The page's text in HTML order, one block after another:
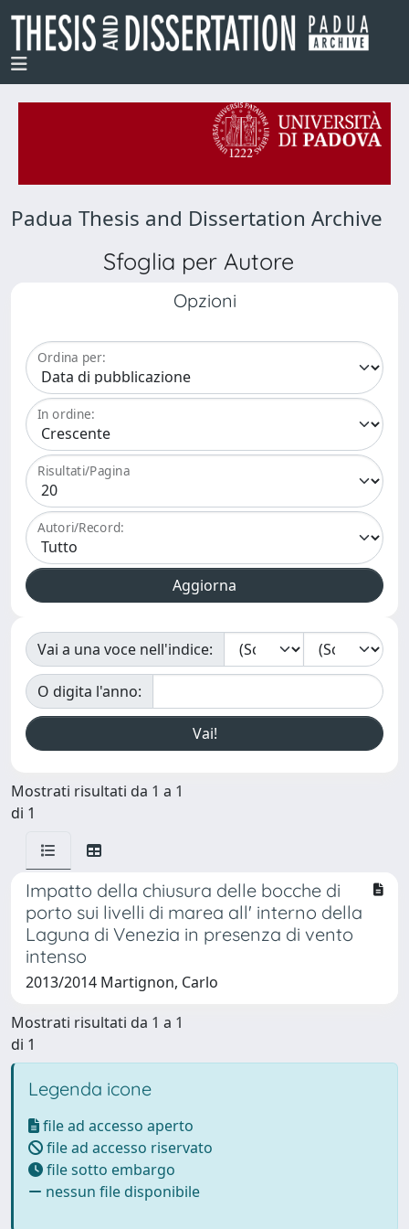
Padua Thesis and Dissertation Archive
Sfoglia per Autore
Opzioni
Ordina per:
In ordine:
Risultati/Pagina
Autori/Record:
Vai a una voce nell'indice:
O digita l'anno:
Mostrati risultati da 1 a 1
di 1
Impatto della chiusura delle bocche di
porto sui livelli di marea all' interno della
Laguna di Venezia in presenza di vento
intenso
2013/2014 Martignon, Carlo
Mostrati risultati da 1 a 1
di 1
Legenda icone
file ad accesso aperto
file ad accesso riservato
file sotto embargo
nessun file disponibile